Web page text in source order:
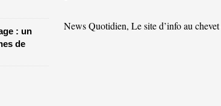
: un
de
News Quotidien, Le site d’info au